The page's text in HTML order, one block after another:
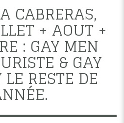
CABRERAS,
+ AOUT +
: GAY MEN
& GAY
RESTE DE